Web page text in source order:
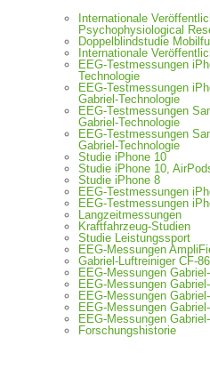
Internationale
Psychophysiological
Doppelblindstudie
Internationale
EEG-Testmessungen
Technologie
EEG-Testmessungen
Gabriel-Technologie
EEG-Testmessungen
Gabriel-Technologie
EEG-Testmessungen
Gabriel-Technologie
Studie iPhone 10
Studie iPhone 10,
Studie iPhone 8
EEG-Testmessungen
EEG-Testmessungen
Langzeitmessungen
Kraftfahrzeug-Studien
Studie Leistungssport
EEG-Messungen
Gabriel-Luftreiniger CF-
EEG-Messungen
EEG-Messungen
EEG-Messungen
EEG-Messungen
EEG-Messungen
Forschungshistorie